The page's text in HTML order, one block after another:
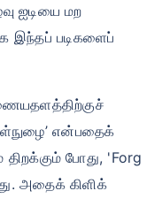
ஐடியை மற
இந்தப் படிகளைப்
என்பதைக்
போது, ​​'Forg
அதைக் கிளிக்